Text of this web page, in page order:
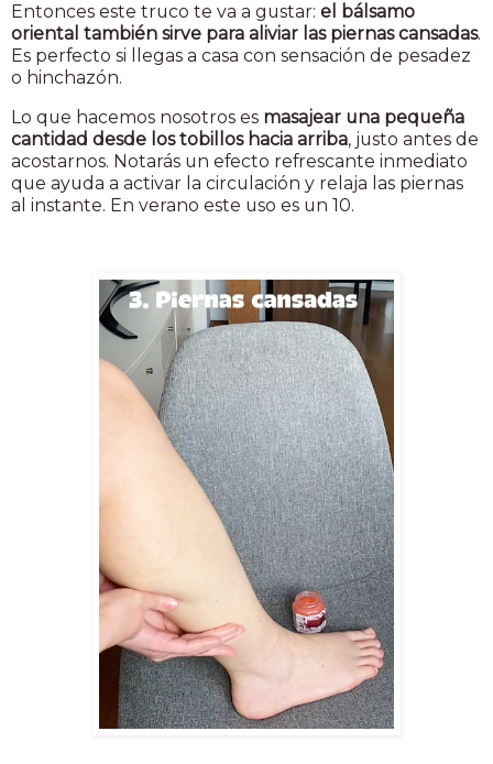
Entonces este truco te va a gustar: el bálsamo
oriental también sirve para aliviar las piernas cansadas.
Es perfecto si llegas a casa con sensación de pesadez
o hinchazón.
Lo que hacemos nosotros es masajear una pequeña
cantidad desde los tobillos hacia arriba, justo antes de
acostarnos. Notarás un efecto refrescante inmediato
que ayuda a activar la circulación y relaja las piernas
al instante. En verano este uso es un 10.